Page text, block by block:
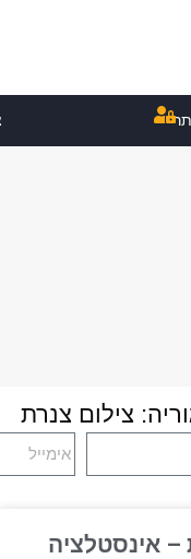
צילום צנרת
– אינסטלציה